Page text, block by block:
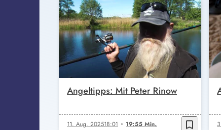
Angeltipps: Mit Peter Rinow
11. Aug. 202518:01 19:55 Min. bookmark_border